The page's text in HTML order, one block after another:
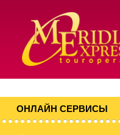
ОНЛАЙН СЕРВИСЫ